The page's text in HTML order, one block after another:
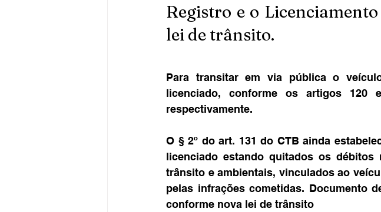
Registro e o
lei de trânsito.
Para transitar em via pública o
licenciado, conforme os artigos 120
respectivamente.
O § 2º do art. 131 do CTB ainda
licenciado estando quitados os
trânsito e ambientais, vinculados ao
pelas infrações cometidas. Documento
conforme nova lei de trânsito